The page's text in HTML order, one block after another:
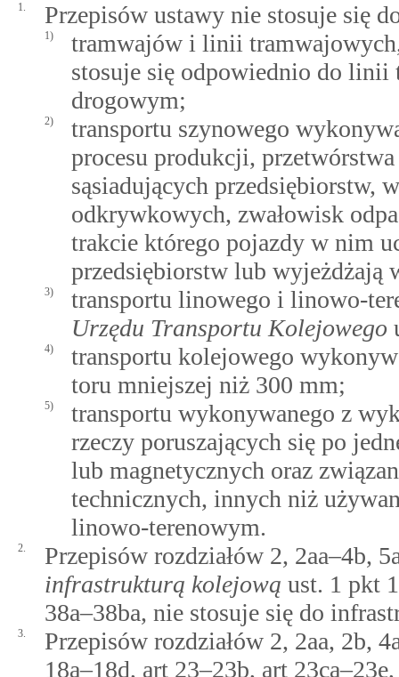
1. Przepisów ustawy nie stosuje się
1)
tramwajów i linii
stosuje się odpowiednio do linii
drogowym;
2)
transportu szynowego
procesu produkcji,
sąsiadujących przedsiębiorstw,
odkrywkowych, zwałowisk
trakcie którego pojazdy w nim
przedsiębiorstw lub wyjeżdżają
3)
transportu linowego i linowo-
Urzędu Transportu Kolejowego
4)
transportu kolejowego
toru mniejszej niż 300 mm;
5)
transportu wykonywanego z
rzeczy poruszających się po
lub magnetycznych oraz
technicznych, innych niż
linowo-terenowym.
2.
Przepisów rozdziałów 2, 2aa–4b,
infrastrukturą kolejową ust. 1 pkt
38a–38ba, nie stosuje się do
3.
Przepisów rozdziałów 2, 2aa, 2b,
18a–18d, art 23–23b, art